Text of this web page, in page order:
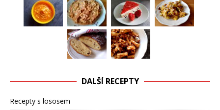
DALŠÍ RECEPTY
Recepty s lososem